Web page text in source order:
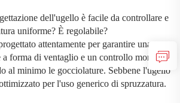
dell'ugello è facile da controllare e
uniforme? È regolabile?
attentamente per garantire una
a forma di ventaglio e un controllo morbido
al minimo le gocciolature. Sebbene l'ugello
per l'uso generico di spruzzatura.